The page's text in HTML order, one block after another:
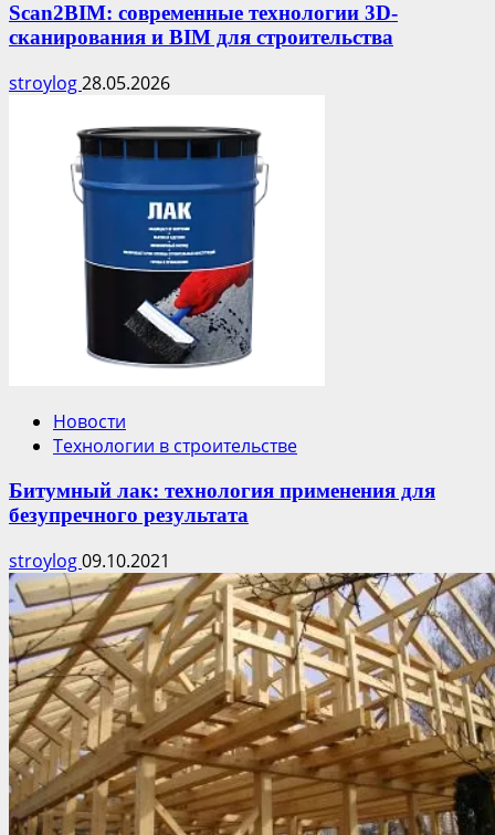
Scan2BIM: современные технологии 3D-
сканирования и BIM для строительства
stroylog28.05.2026
Новости
Технологии в строительстве
Битумный лак: технология применения для
безупречного результата
stroylog09.10.2021